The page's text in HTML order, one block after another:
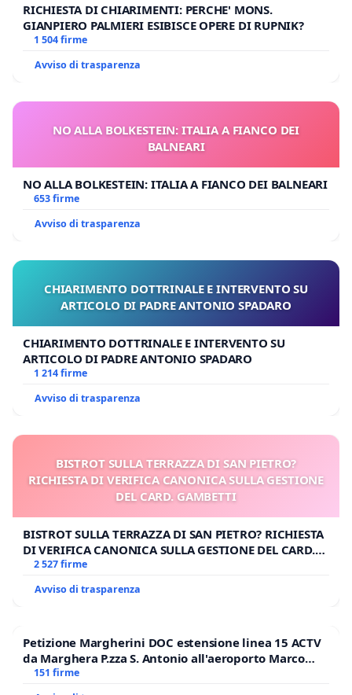
RICHIESTA DI CHIARIMENTI: PERCHE' MONS.
GIANPIERO PALMIERI ESIBISCE OPERE DI RUPNIK?
1 504 firme
Avviso di trasparenza
NO ALLA BOLKESTEIN: ITALIA A FIANCO DEI
BALNEARI
NO ALLA BOLKESTEIN: ITALIA A FIANCO DEI BALNEARI
653 firme
Avviso di trasparenza
CHIARIMENTO DOTTRINALE E INTERVENTO SU
ARTICOLO DI PADRE ANTONIO SPADARO
CHIARIMENTO DOTTRINALE E INTERVENTO SU
ARTICOLO DI PADRE ANTONIO SPADARO
1 214 firme
Avviso di trasparenza
BISTROT SULLA TERRAZZA DI SAN PIETRO?
RICHIESTA DI VERIFICA CANONICA SULLA GESTIONE
DEL CARD. GAMBETTI
BISTROT SULLA TERRAZZA DI SAN PIETRO? RICHIESTA
DI VERIFICA CANONICA SULLA GESTIONE DEL CARD.
GAMBETTI
2 527 firme
Avviso di trasparenza
Petizione Margherini DOC estensione linea 15 ACTV
da Marghera P.zza S. Antonio all'aeroporto Marco
Polo tariffa a € 1,50
151 firme